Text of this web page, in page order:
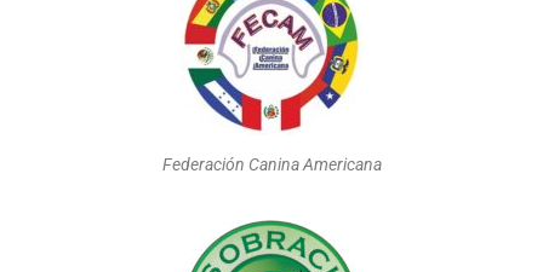
Federación Canina Americana